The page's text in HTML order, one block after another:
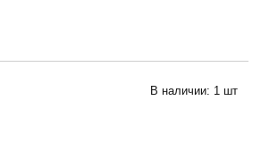
В наличии: 1 шт